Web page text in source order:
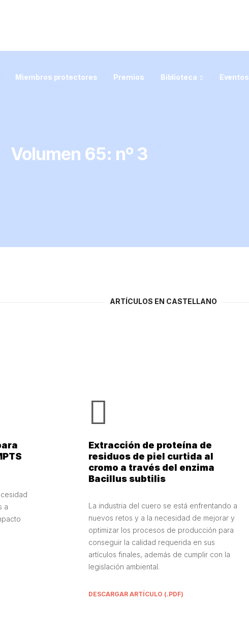
Miembros protectores Premios Biblioteca Eventos
Volumen 65: nº 3
ARTÍCULOS EN CASTELLANO
a
Extracción de proteína de
residuos de piel curtida al
cromo a través del enzima
Bacillus subtilis
La industria del cuero se está enfrentando a
nuevos retos y a la necesidad de mejorar y
optimizar los procesos de producción para
conseguir la calidad requerida en sus
artículos finales, además de cumplir con la
legislación ambiental.
DESCARGAR ARTÍCULO (.PDF)